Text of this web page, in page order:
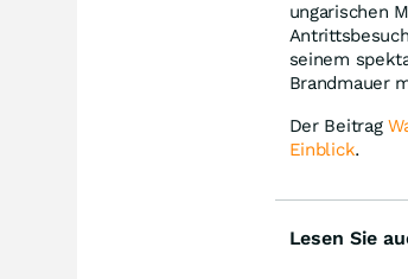
ungarischen
seinem
Brandmauer
Der Beitrag
Einblick.
Lesen Sie